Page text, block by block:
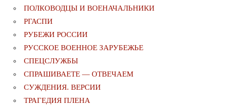
ПОЛКОВОДЦЫ И ВОЕНАЧАЛЬНИКИ
РГАСПИ
РУБЕЖИ РОССИИ
РУССКОЕ ВОЕННОЕ ЗАРУБЕЖЬЕ
СПЕЦСЛУЖБЫ
СПРАШИВАЕТЕ — ОТВЕЧАЕМ
СУЖДЕНИЯ. ВЕРСИИ
ТРАГЕДИЯ ПЛЕНА